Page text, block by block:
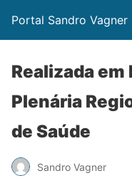
Portal Sandro Vagner
Realizada em
Plenária
de Saúde
Sandro Vagner